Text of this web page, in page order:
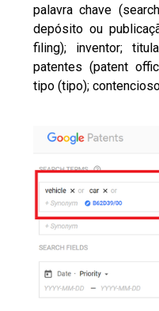
palavra chave
depósito ou
filing); inventor;
patentes (patent
tipo (tipo);